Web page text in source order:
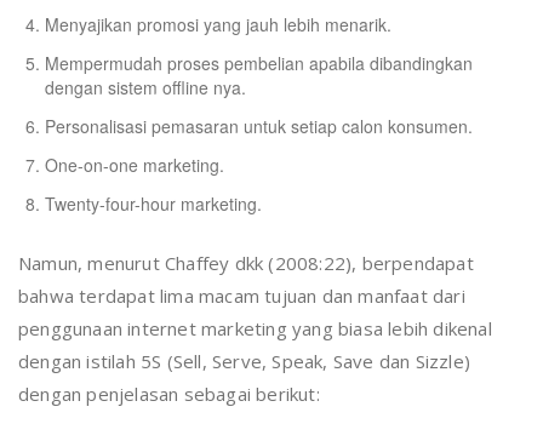
Menyajikan promosi yang jauh lebih menarik.
Mempermudah proses pembelian apabila dibandingkan
dengan sistem offline nya.
Personalisasi pemasaran untuk setiap calon konsumen.
One-on-one marketing.
Twenty-four-hour marketing.
Namun, menurut Chaffey dkk (2008:22), berpendapat
bahwa terdapat lima macam tujuan dan manfaat dari
penggunaan internet marketing yang biasa lebih dikenal
dengan istilah 5S (Sell, Serve, Speak, Save dan Sizzle)
dengan penjelasan sebagai berikut: